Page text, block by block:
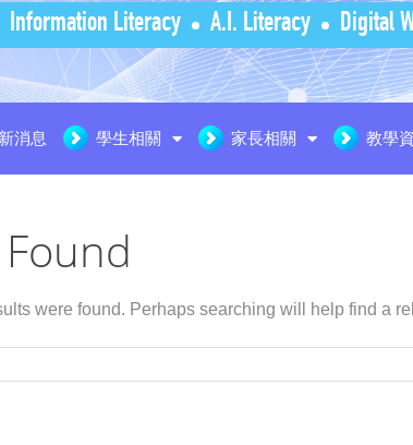
Information Literacy A.I. Literacy Digital
消息 學生相關 家長相關 教學
were found. Perhaps searching will help find a